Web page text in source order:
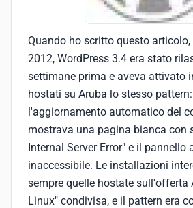
Quando ho scritto questo
2012, WordPress 3.4 era stato
settimane prima e aveva attivato
hostati su Aruba lo stesso
l'aggiornamento automatico del
mostrava una pagina bianca con
Internal Server Error" e il pannello
inaccessibile. Le installazioni
sempre quelle hostate sull'offerta
Linux" condivisa, e il pattern era